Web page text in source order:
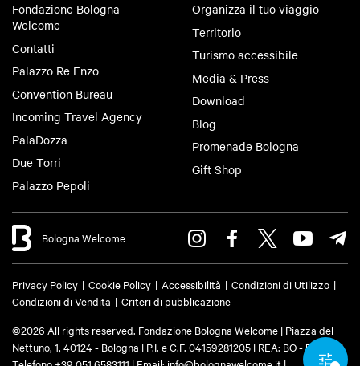
Fondazione Bologna
Welcome
Contatti
Palazzo Re Enzo
Convention Bureau
Incoming Travel Agency
PalaDozza
Due Torri
Palazzo Pepoli
Organizza il tuo viaggio
Territorio
Turismo accessibile
Media & Press
Download
Blog
Promenade Bologna
Gift Shop
Bologna Welcome
Privacy Policy Cookie Policy Accessibilità
Condizioni di Utilizzo
Condizioni di Vendita
Criteri di pubblicazione
©2026 All rights reserved. Fondazione Bologna Welcome | Piazza del
Nettuno, 1, 40124 - Bologna | P.I. e C.F. 04159281205 | REA: BO - 573761 |